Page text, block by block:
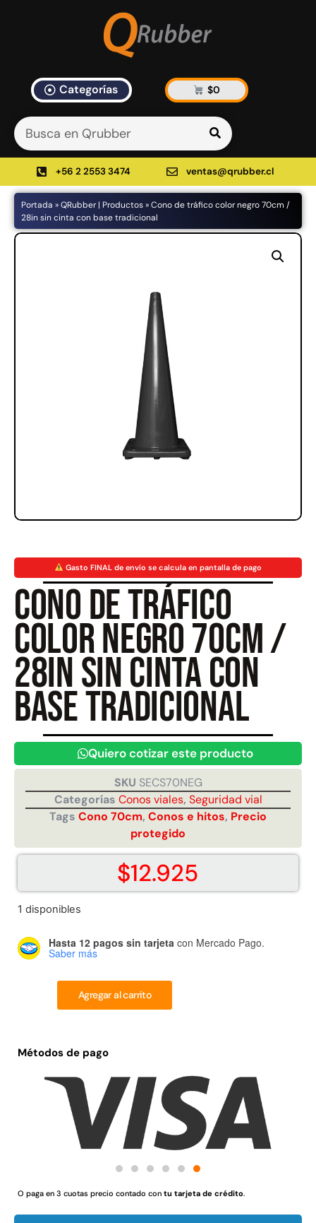
Categorías $0
+56 2 2553 3474 ventas@qrubber.cl
Portada »QRubber | Productos»Cono de tráfico color negro 70cm /
28in sin cinta con base tradicional
Gasto FINAL de envío se calcula en pantalla de pago
Cono de tráfico
color negro 70cm /
28in sin cinta con
base tradicional
Quiero cotizar este producto
SKU SECS70NEG
Categorías Conos viales, Seguridad vial
Tags Cono 70cm, Conos e hitos, Precio
protegido
$12.925
1 disponibles
Hasta 12 pagos sin tarjeta con Mercado Pago.
Saber más
Agregar al carrito
Métodos de pago
O paga en 3 cuotas precio contado con tu tarjeta de crédito.
Artículos Blog
535 results found in 13ms
Filtrar
Productos
Juego Modular 40
QplayGround
$4.859.984
Leer más
Juego Modular 25
QplayGround
9.558.557
Agregar al carrito
4.507.990
37%